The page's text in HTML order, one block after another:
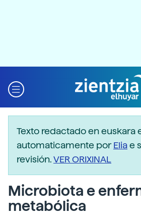
Texto redactado en euskara
automaticamente porEliae
revisión.VER ORIXINAL
Microbiota e
metabólica